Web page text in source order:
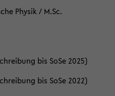
Physik / M.Sc.
bis SoSe 2025)
bis SoSe 2022)